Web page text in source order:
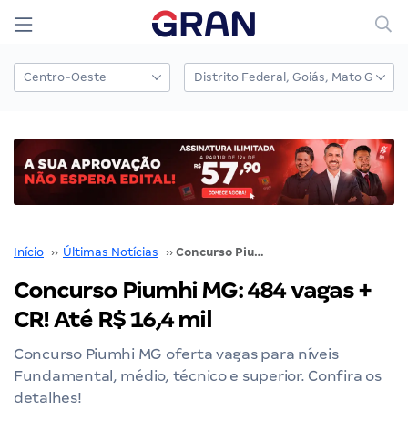
Início ›› Últimas Notícias ›› Concurso Piumhi MG: 484 vagas + CR! Até R$ 16,4 mil
Concurso Piumhi MG: 484 vagas +
CR! Até R$ 16,4 mil
Concurso Piumhi MG oferta vagas para níveis
Fundamental, médio, técnico e superior. Confira os
detalhes!